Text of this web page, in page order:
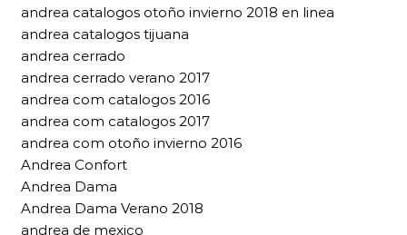
andrea catalogos otoño invierno 2018 en linea
andrea catalogos tijuana
andrea cerrado
andrea cerrado verano 2017
andrea com catalogos 2016
andrea com catalogos 2017
andrea com otoño invierno 2016
Andrea Confort
Andrea Dama
Andrea Dama Verano 2018
andrea de mexico